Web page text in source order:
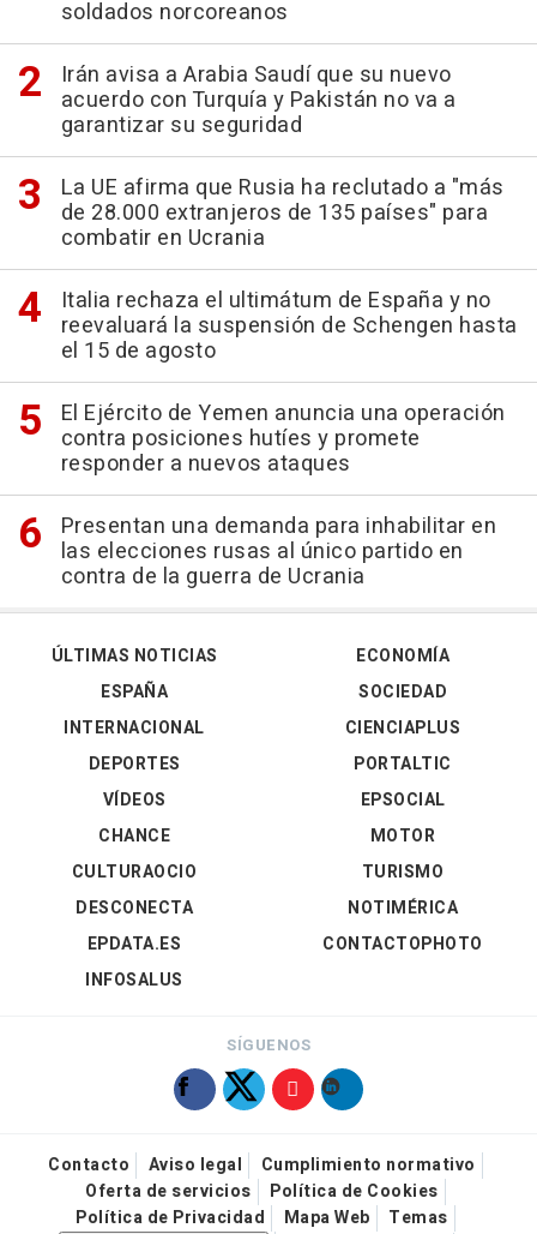
soldados norcoreanos
Irán avisa a Arabia Saudí que su nuevo
acuerdo con Turquía y Pakistán no va a
garantizar su seguridad
La UE afirma que Rusia ha reclutado a "más
de 28.000 extranjeros de 135 países" para
combatir en Ucrania
Italia rechaza el ultimátum de España y no
reevaluará la suspensión de Schengen hasta
el 15 de agosto
El Ejército de Yemen anuncia una operación
contra posiciones hutíes y promete
responder a nuevos ataques
Presentan una demanda para inhabilitar en
las elecciones rusas al único partido en
contra de la guerra de Ucrania
ÚLTIMAS NOTICIAS
ESPAÑA
INTERNACIONAL
DEPORTES
VÍDEOS
ECONOMÍA
SOCIEDAD
CIENCIAPLUS
PORTALTIC
EPSOCIAL
CHANCE
CULTURAOCIO
DESCONECTA
EPDATA.ES
INFOSALUS
MOTOR
TURISMO
NOTIMÉRICA
CONTACTOPHOTO
SÍGUENOS
Contacto Aviso legal
Cumplimiento normativo
Oferta de servicios
Política de Cookies
Política de Privacidad
Mapa Web
Temas